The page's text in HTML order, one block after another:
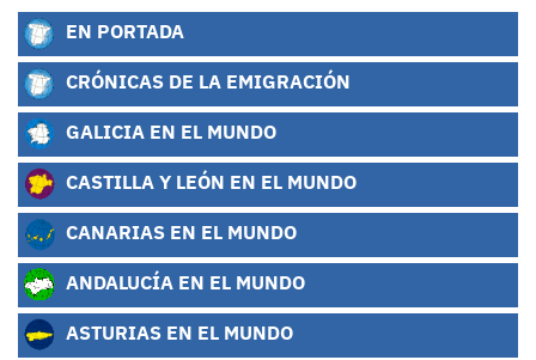
EN PORTADA
CRÓNICAS DE LA EMIGRACIÓN
GALICIA EN EL MUNDO
CASTILLA Y LEÓN EN EL MUNDO
CANARIAS EN EL MUNDO
ANDALUCÍA EN EL MUNDO
ASTURIAS EN EL MUNDO